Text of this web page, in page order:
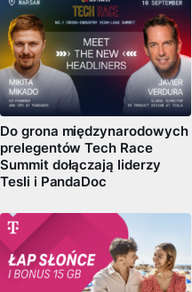
Do grona międzynarodowych
prelegentów Tech Race
Summit dołączają liderzy
Tesli i PandaDoc